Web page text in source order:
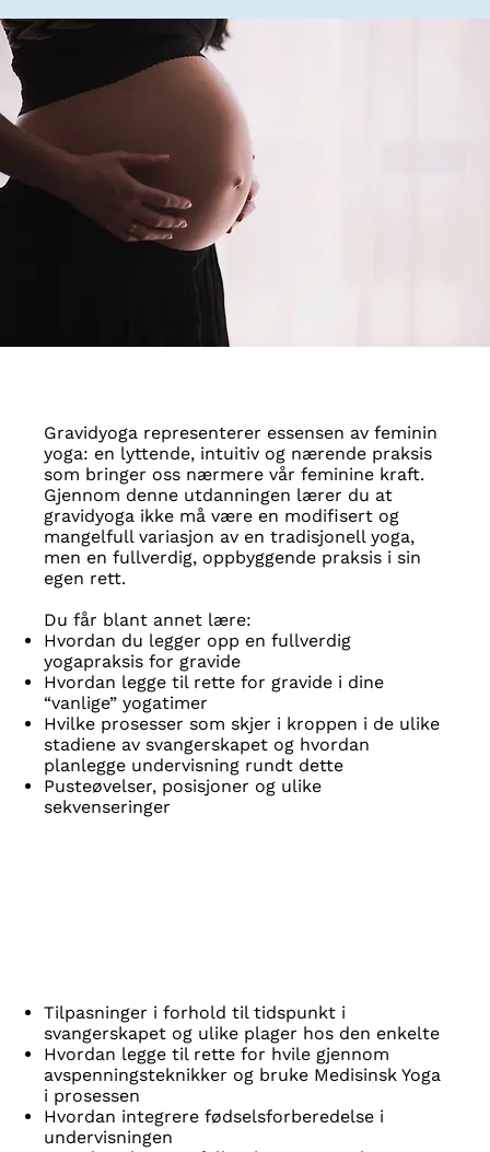
Gravidyoga representerer essensen av feminin
yoga: en lyttende, intuitiv og nærende praksis
som bringer oss nærmere vår feminine kraft.
Gjennom denne utdanningen lærer du at
gravidyoga ikke må være en modifisert og
mangelfull variasjon av en tradisjonell yoga,
men en fullverdig, oppbyggende praksis i sin
egen rett.
Du får blant annet lære:
Hvordan du legger opp en fullverdig
yogapraksis for gravide
Hvordan legge til rette for gravide i dine
“vanlige” yogatimer
Hvilke prosesser som skjer i kroppen i de ulike
stadiene av svangerskapet og hvordan
planlegge undervisning rundt dette
Pusteøvelser, posisjoner og ulike
sekvenseringer
Tilpasninger i forhold til tidspunkt i
svangerskapet og ulike plager hos den enkelte
Hvordan legge til rette for hvile gjennom
avspenningsteknikker og bruke Medisinsk Yoga
i prosessen
Hvordan integrere fødselsforberedelse i
undervisningen